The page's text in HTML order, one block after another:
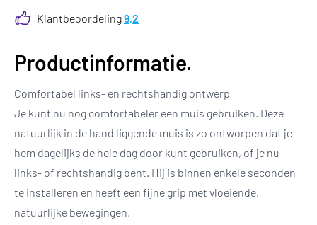
Klantbeoordeling9,2
Productinformatie.
Comfortabel links- en rechtshandig ontwerp
Je kunt nu nog comfortabeler een muis gebruiken. Deze
natuurlijk in de hand liggende muis is zo ontworpen dat je
hem dagelijks de hele dag door kunt gebruiken, of je nu
links- of rechtshandig bent. Hij is binnen enkele seconden
te installeren en heeft een fijne grip met vloeiende,
natuurlijke bewegingen.